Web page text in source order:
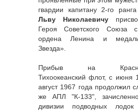
гвардии капитану 2-го ранга
Льву Николаевичу
Героя Советского Союза
ордена Ленина и
Звезда».
Прибыв на
Тихоокеанский флот, с июня
август 1967 года продолжил
же АПЛ "К-133",
дивизии подводных лодок